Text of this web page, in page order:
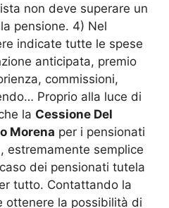
non deve superare un
pensione. 4) Nel
indicate tutte le spese
anticipata, premio
commissioni,
Proprio alla luce di
la Cessione Del
Morena per i pensionati
estremamente semplice
dei pensionati tutela
tutto. Contattando la
ottenere la possibilità di